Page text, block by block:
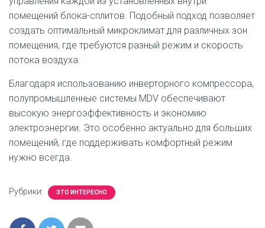
помещений блока-сплитов. Подобный подход позволяет
создать оптимальный микроклимат для различных зон
помещения, где требуются разный режим и скорость
потока воздуха.
Благодаря использованию инверторного компрессора,
полупромышленные системы MDV обеспечивают
высокую энергоэффективность и экономию
электроэнергии. Это особенно актуально для больших
помещений, где поддерживать комфортный режим
нужно всегда.
Рубрики: ЭТО ИНТЕРЕСНО